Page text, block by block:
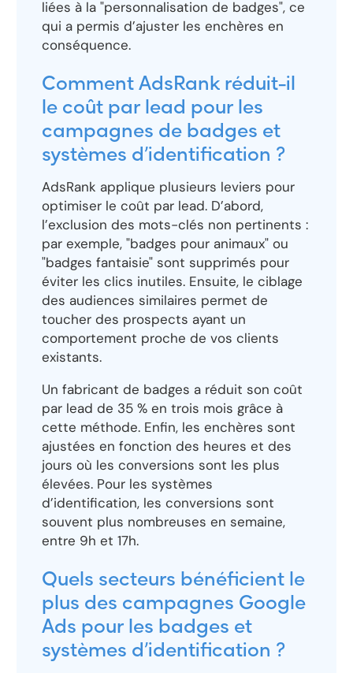
liées à la "personnalisation de badges", ce
qui a permis d’ajuster les enchères en
conséquence.
Comment AdsRank réduit-il
le coût par lead pour les
campagnes de badges et
systèmes d’identification ?
AdsRank applique plusieurs leviers pour
optimiser le coût par lead. D’abord,
l’exclusion des mots-clés non pertinents :
par exemple, "badges pour animaux" ou
"badges fantaisie" sont supprimés pour
éviter les clics inutiles. Ensuite, le ciblage
des audiences similaires permet de
toucher des prospects ayant un
comportement proche de vos clients
existants.
Un fabricant de badges a réduit son coût
par lead de 35 % en trois mois grâce à
cette méthode. Enfin, les enchères sont
ajustées en fonction des heures et des
jours où les conversions sont les plus
élevées. Pour les systèmes
d’identification, les conversions sont
souvent plus nombreuses en semaine,
entre 9h et 17h.
Quels secteurs bénéficient le
plus des campagnes Google
Ads pour les badges et
systèmes d’identification ?